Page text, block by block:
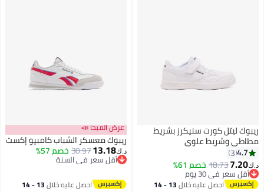
ريبوك ليتل كورت سنيكرز بشريط
مطاطي وشريط علوي
4.7
3
د.ك‏7.20
18.73خصم 61%
أقل سعر في 30 يوم
أقل سعر في 30 يوماحصل عليه خلال 13 - 14
عرض الميجا 📣
ريبوك معسكر الشباب كامبيو إكست
د.ك‏13.18
30.97خصم 57%
أقل سعر في السنة
أقل سعر في السنة
احصل عليه خلال 13 - 14